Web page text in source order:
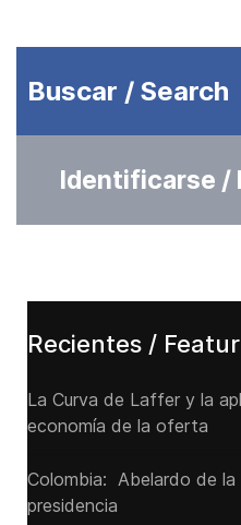
Buscar / Search
Identificarse /
Recientes /
La Curva de Laffer y la
economía de la oferta
Colombia: Abelardo de la
presidencia